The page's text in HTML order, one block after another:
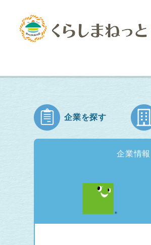
企業を探す
企業情報